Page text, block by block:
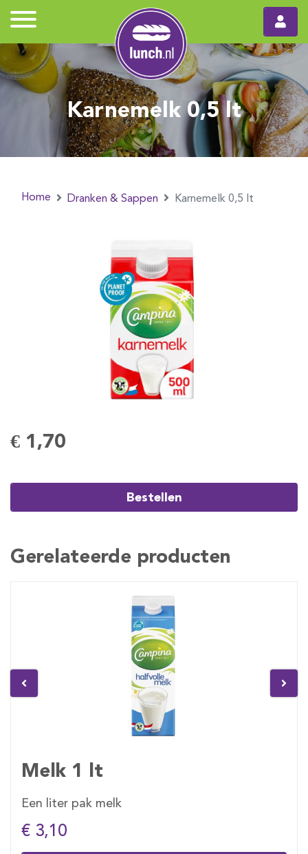
Karnemelk 0,5 lt
Home Dranken & Sappen Karnemelk 0,5 lt
€ 1,70
Bestellen
Gerelateerde producten
Melk 1 lt
Een liter pak melk
€ 3,10